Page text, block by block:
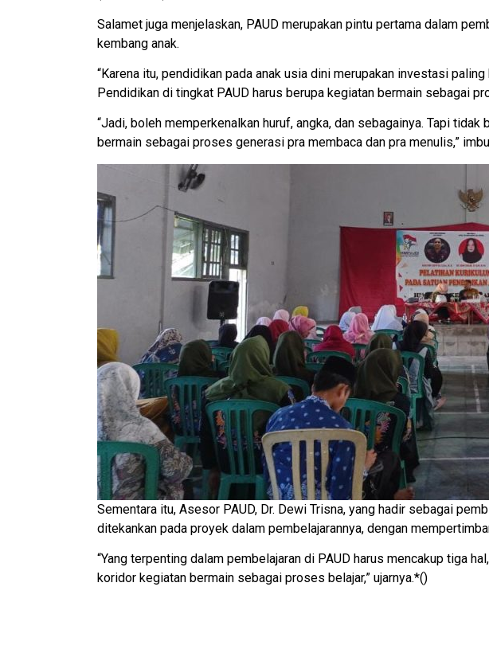
Salamet juga menjelaskan, PAUD merupakan pintu pertama dalam
kembang anak.
“Karena itu, pendidikan pada anak usia dini merupakan investasi
Pendidikan di tingkat PAUD harus berupa kegiatan bermain sebagai
“Jadi, boleh memperkenalkan huruf, angka, dan sebagainya. Tapi
bermain sebagai proses generasi pra membaca dan pra menulis,”
Sementara itu, Asesor PAUD, Dr. Dewi Trisna, yang hadir sebagai
ditekankan pada proyek dalam pembelajarannya, dengan
“Yang terpenting dalam pembelajaran di PAUD harus mencakup tiga
koridor kegiatan bermain sebagai proses belajar,” ujarnya.*()